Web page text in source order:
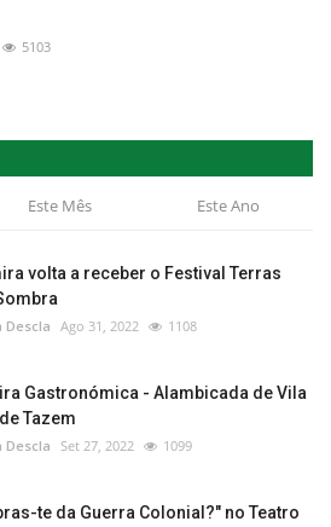
5103
Este Mês Este Ano
volta a receber o Festival Terras
Descla Ago 31, 2022 1108
Gastronómica - Alambicada de Vila
Tazem
Descla Set 27, 2022 1099
te da Guerra Colonial?" no Teatro